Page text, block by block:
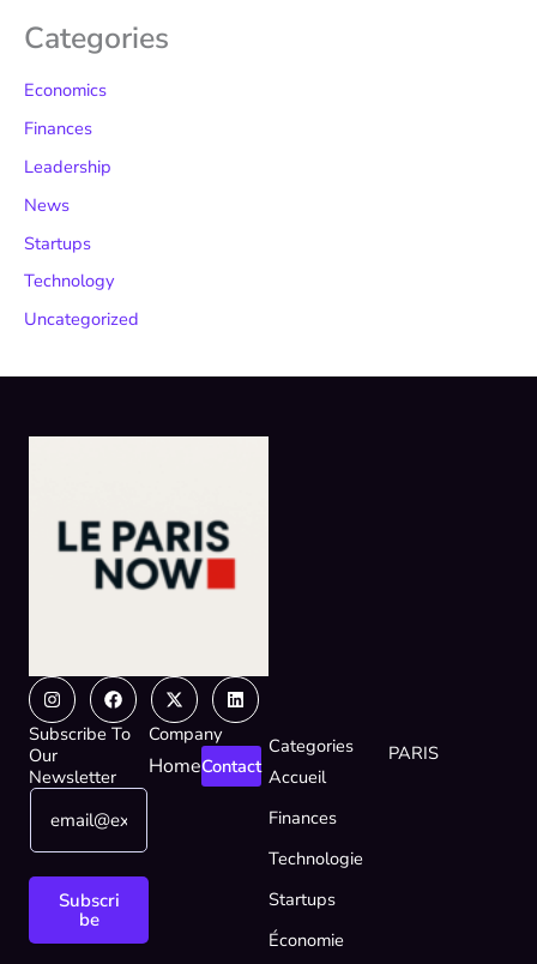
Categories
Economics
Finances
Leadership
News
Startups
Technology
Uncategorized
InstagramFacebook
X-
twitter
Linkedin
Subscribe To
Our
Newsletter
E
a
i
m
E
a
Subscri
be
Company
HomeContact
Categories
Accueil
Finances
Technologie
Startups
Économie
PARIS